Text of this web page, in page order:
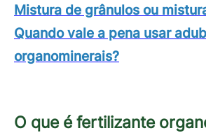
Mistura de grânulos ou
Quando vale a pena usar
organominerais?
O que é fertilizante